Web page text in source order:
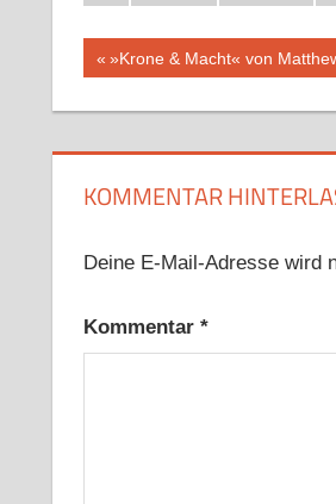
Vorheriger
»Krone & Macht« von
KOMMENTAR
Deine E-Mail-Adresse wird
Kommentar *